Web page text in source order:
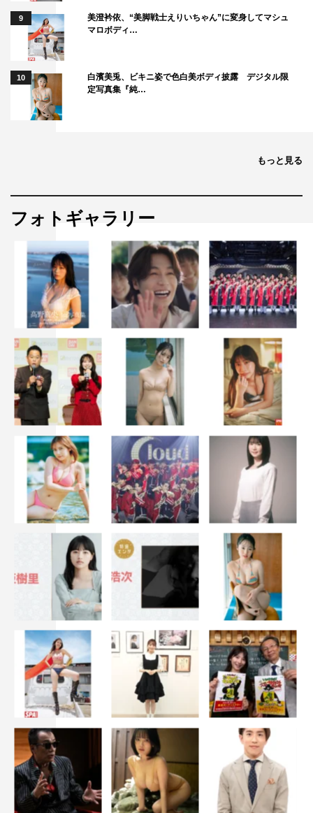
9
美澄衿依、“美脚戦士えりいちゃん”に変身してマシュ
マロボディ…
10
白濱美兎、ビキニ姿で色白美ボディ披露 デジタル限
定写真集『純…
もっと見る
フォトギャラリー